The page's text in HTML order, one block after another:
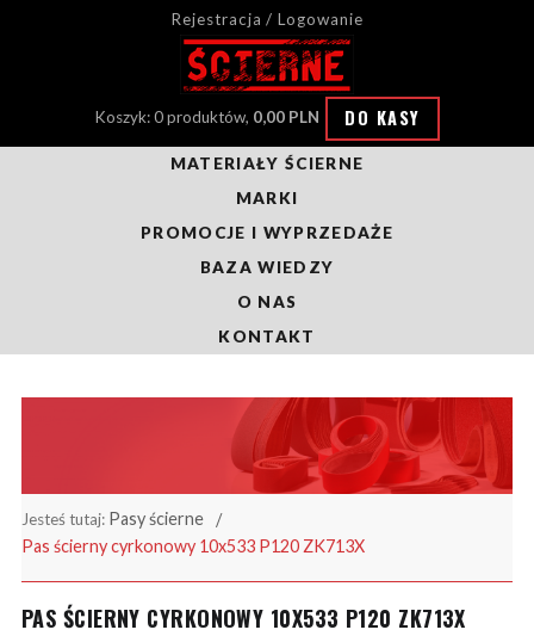
Rejestracja / Logowanie
Koszyk: 0 produktów, 0,00 PLN DO KASY
MATERIAŁY ŚCIERNE
MARKI
PROMOCJE I WYPRZEDAŻE
BAZA WIEDZY
O NAS
KONTAKT
Jesteś tutaj: Pasy ścierne
Pas ścierny cyrkonowy 10x533 P120 ZK713X
PAS ŚCIERNY CYRKONOWY 10X533 P120 ZK713X